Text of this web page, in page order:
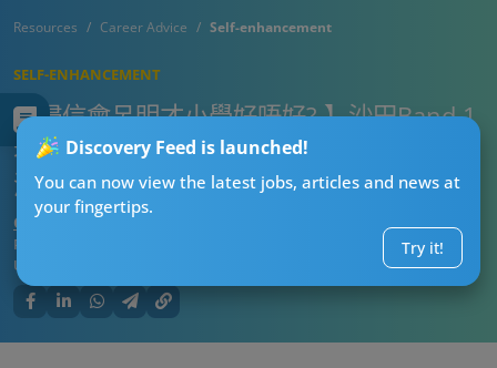
Discovery Feed is launched!
You can now view the latest jobs, articles and news at
your fingertips.
Try it!
Resources Career Advice Self-enhancement
SELF-ENHANCEMENT
【浸信會呂明才小學好唔好? 】沙田Band 1
名校！獲英中取錄率達77.2% 入學面試/全
港排名一覽
CT湊仔公阿勇
Published:
Updated: